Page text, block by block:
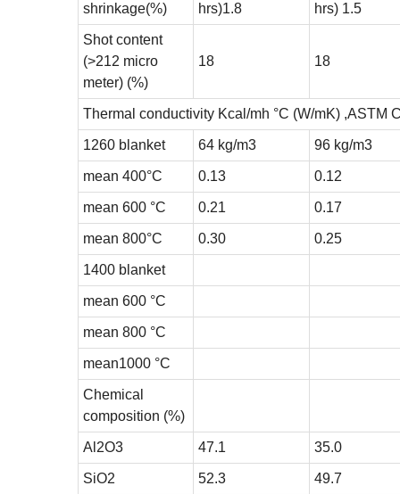
shrinkage(%)
hrs)1.8
hrs) 1.5
Shot content
(>212 micro
meter) (%)
18 18
Thermal conductivity Kcal/mh °C (W/mK) ,ASTM
1260 blanket 64 kg/m3 96 kg/m3
mean 400°C 0.13 0.12
mean 600 °C 0.21 0.17
mean 800°C 0.30 0.25
1400 blanket
mean 600 °C
mean 800 °C
mean1000 °C
Chemical
composition (%)
Al2O3 47.1 35.0
SiO2 52.3 49.7